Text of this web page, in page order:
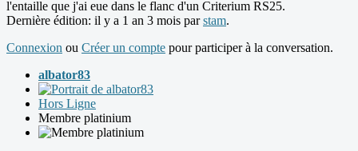
l'entaille que j'ai eue dans le flanc d'un Criterium RS25.
Dernière édition: il y a 1 an 3 mois parstam.
Connexion ou Créer un compte pour participer à la conversation.
albator83
Hors Ligne
Membre platinium